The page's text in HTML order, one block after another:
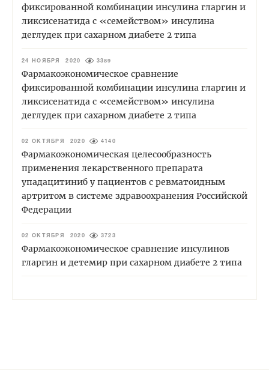
фиксированной комбинации инсулина гларгин и
ликсисенатида с «семейством» инсулина
деглудек при сахарном диабете 2 типа
24 НОЯБРЯ 2020 3389
Фармакоэкономическое сравнение
фиксированной комбинации инсулина гларгин и
ликсисенатида с «семейством» инсулина
деглудек при сахарном диабете 2 типа
02 ОКТЯБРЯ 2020 4140
Фармакоэкономическая целесообразность
применения лекарственного препарата
упадацитиниб у пациентов с ревматоидным
артритом в системе здравоохранения Российской
Федерации
02 ОКТЯБРЯ 2020 3723
Фармакоэкономическое сравнение инсулинов
гларгин и детемир при сахарном диабете 2 типа